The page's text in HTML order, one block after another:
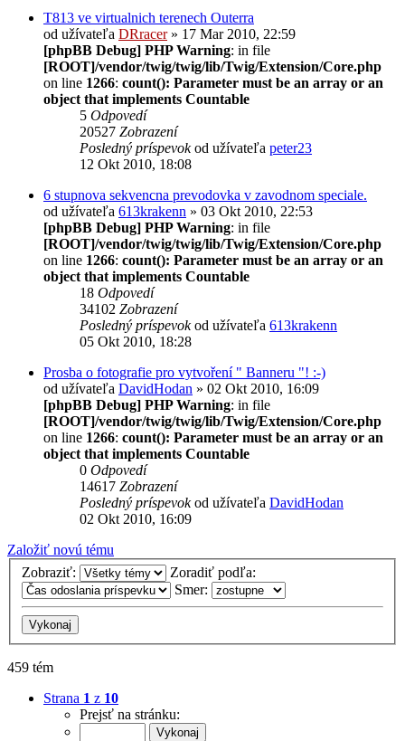
T813 ve virtualnich terenech Outerra
od užívateľa DRracer» 17 Mar 2010, 22:59
[phpBB Debug] PHP Warning: in file
[ROOT]/vendor/twig/twig/lib/Twig/Extension/Core.php
on line 1266: count(): Parameter must be an array or an
object that implements Countable
5 Odpovedí
20527 Zobrazení
Posledný príspevokod užívateľa peter23
12 Okt 2010, 18:08
6 stupnova sekvencna prevodovka v zavodnom speciale.
od užívateľa 613krakenn » 03 Okt 2010, 22:53
[phpBB Debug] PHP Warning: in file
[ROOT]/vendor/twig/twig/lib/Twig/Extension/Core.php
on line 1266: count(): Parameter must be an array or an
object that implements Countable
18 Odpovedí
34102 Zobrazení
Posledný príspevokod užívateľa 613krakenn
05 Okt 2010, 18:28
Prosba o fotografie pro vytvoření " Banneru "! :-)
od užívateľa DavidHodan » 02 Okt 2010, 16:09
[phpBB Debug] PHP Warning: in file
[ROOT]/vendor/twig/twig/lib/Twig/Extension/Core.php
on line 1266: count(): Parameter must be an array or an
object that implements Countable
0 Odpovedí
14617 Zobrazení
Posledný príspevokod užívateľa DavidHodan
02 Okt 2010, 16:09
Založiť novú tému
Zobraziť:
Zoradiť podľa:
Smer:
459 tém
Strana 1 z 10
Prejsť na stránku: